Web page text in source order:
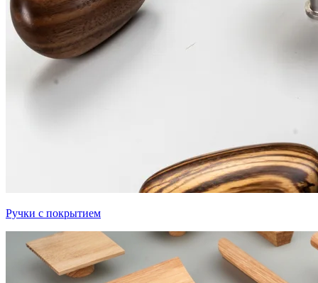
Ручки с покрытием